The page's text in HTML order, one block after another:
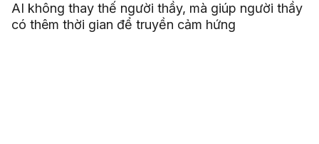
AI không thay thế người thầy, mà giúp người thầy
có thêm thời gian để truyền cảm hứng